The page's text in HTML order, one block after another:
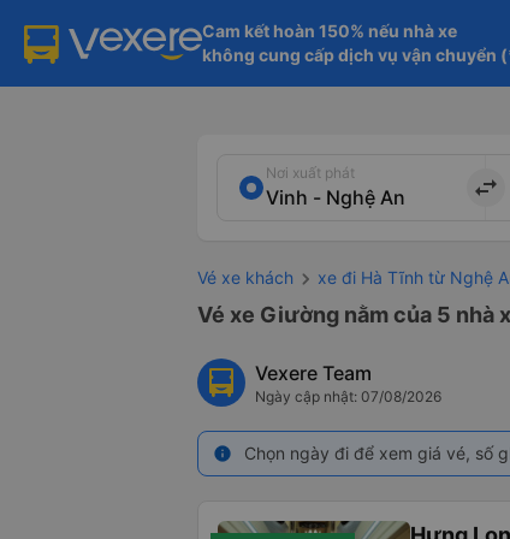
Cam kết hoàn 150% nếu nhà xe
không cung cấp dịch vụ vận chuyển
Nơi xuất phát
import_export
Vé xe khách xe đi Hà Tĩnh từ Nghệ
Vé xe Giường nằm của 5 nhà
Vexere Team
Ngày cập nhật: 07/08/2026
info Chọn ngày đi để xem giá vé, số